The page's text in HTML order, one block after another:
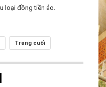
loại đồng tiền ảo.
Trang cuối